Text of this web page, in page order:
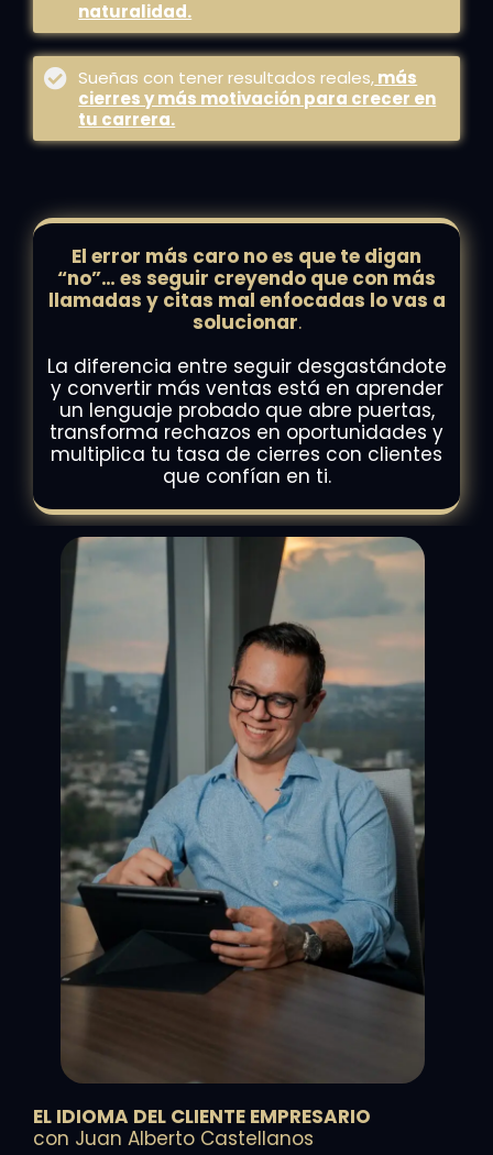
naturalidad.
Sueñas con tener resultados reales,más
cierres y más motivación para crecer en
tu carrera.
El error más caro no es que te digan
“no”… es seguir creyendo que con más
llamadas y citas mal enfocadas lo vas a
solucionar.
La diferencia entre seguir desgastándote
y convertir más ventas está en aprender
un lenguaje probado que abre puertas,
transforma rechazos en oportunidades y
multiplica tu tasa de cierres con clientes
que confían en ti.
EL IDIOMA DEL CLIENTE EMPRESARIO
con Juan Alberto Castellanos